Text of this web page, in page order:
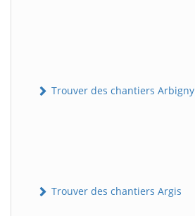
Trouver des chantiers Arbigny
Trouver des chantiers Argis